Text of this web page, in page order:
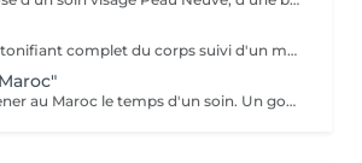
Un bon gommage tonifiant complet du corps suivi d'un massage détente du corps 1h, beauté des pieds et manucure.
Laissez vous emmener au Maroc le temps d'un soin. Un gommage complet du corps avec au choix le "gommage à la fleur d'oranger" ou le "gommage au savon noir bio", suivi d'un massage d'une heure "Escale à Marrakech". Un voyage sensoriel parfumé à la fleur d'oranger ou à l'essence d'eucalyptus. Un thé à la menthe vous sera servi après le soin.